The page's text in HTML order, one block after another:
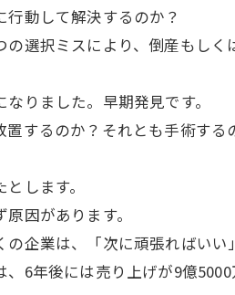
行動して解決するのか？
選択ミスにより、倒産もしく
りました。早期発見です。
置するのか？それとも手術する
します。
因があります。
の企業は、「次に頑張ればい
、6年後には売り上げが9億5000